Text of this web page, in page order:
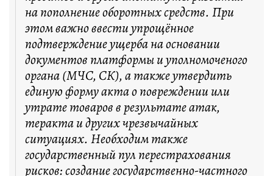
на пополнение оборотных средств. При
этом важно ввести упрощённое
подтверждение ущерба на основании
документов платформы и уполномоченого
органа (МЧС, СК), а также утвердить
единую форму акта о повреждении или
утрате товаров в результате атак,
теракта и других чрезвычайных
ситуациях. Необходим также
государственный пул перестрахования
рисков: создание государственно-частного